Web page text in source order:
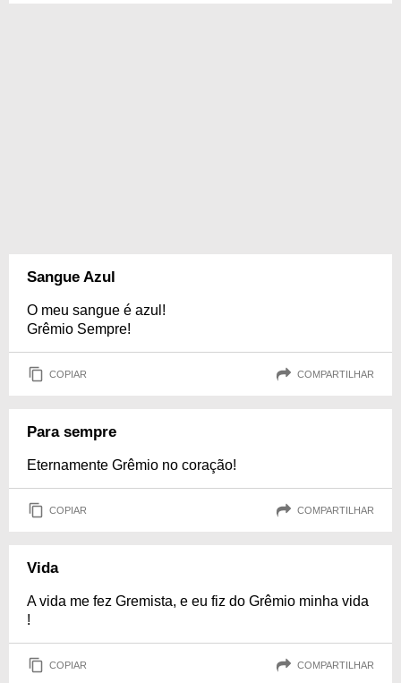
Sangue Azul
O meu sangue é azul!
Grêmio Sempre!
COPIAR COMPARTILHAR
Para sempre
Eternamente Grêmio no coração!
COPIAR COMPARTILHAR
Vida
A vida me fez Gremista, e eu fiz do Grêmio minha vida
!
COPIAR COMPARTILHAR